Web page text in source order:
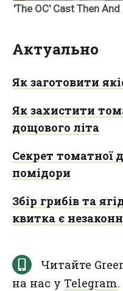
Актуально
Як заготовити
Як захистити
дощового літа
Секрет томатної
помідори
Збір грибів та
квитка є
Читайте
на нас у Telegram.